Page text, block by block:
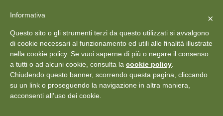
+39 011 18867102 info@aceper.it Statuto
Aceper
Vedi: Protezione dei dati personali ×
Informativa
Questo sito o gli strumenti terzi da questo utilizzati si avvalgono
di cookie necessari al funzionamento ed utili alle finalità illustrate
nella cookie policy. Se vuoi saperne di più o negare il consenso
a tutti o ad alcuni cookie, consulta la cookie policy
Chiudendo questo banner, scorrendo questa pagina, cliccando
su un link o proseguendo la navigazione in altra maniera,
acconsenti all’uso dei cookie.